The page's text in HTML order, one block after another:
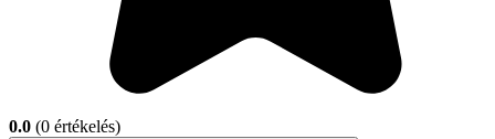
0.0 (0 értékelés)